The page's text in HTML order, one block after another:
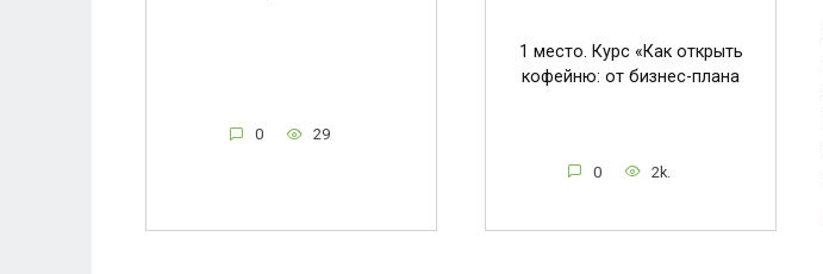
0 29
1 место. Курс «Как открыть
кофейню: от бизнес-плана
0 2k.